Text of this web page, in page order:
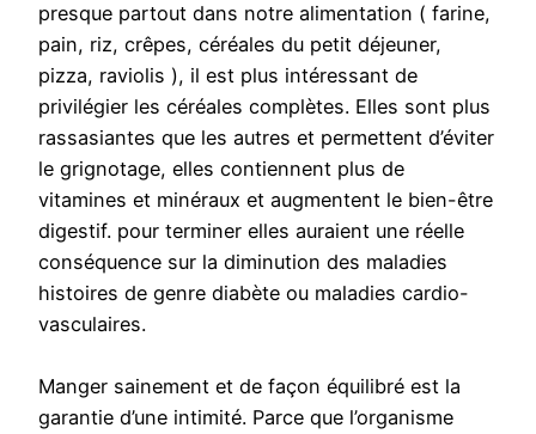
presque partout dans notre alimentation ( farine,
pain, riz, crêpes, céréales du petit déjeuner,
pizza, raviolis ), il est plus intéressant de
privilégier les céréales complètes. Elles sont plus
rassasiantes que les autres et permettent d’éviter
le grignotage, elles contiennent plus de
vitamines et minéraux et augmentent le bien-être
digestif. pour terminer elles auraient une réelle
conséquence sur la diminution des maladies
histoires de genre diabète ou maladies cardio-
vasculaires.
Manger sainement et de façon équilibré est la
garantie d’une intimité. Parce que l’organisme